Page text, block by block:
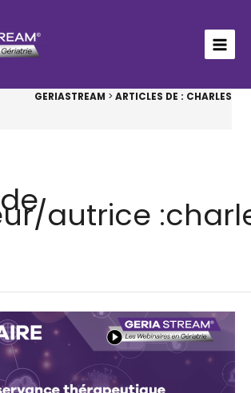
GERIASTREAM > ARTICLES DE : CHARLES
autrice